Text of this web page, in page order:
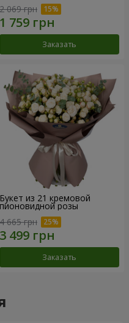
2 069 грн
Заказать
Букет из 21 кремовой
пионовидной розы
4 665 грн
Заказать